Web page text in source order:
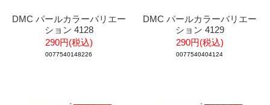
DMC パールカラーバリエー
ション 4128
290円(税込)
0077540148226
DMC パールカラーバリエー
ション 4129
290円(税込)
0077540404124